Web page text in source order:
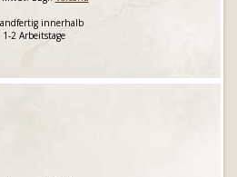
innerhalb
1-2 Arbeitstage